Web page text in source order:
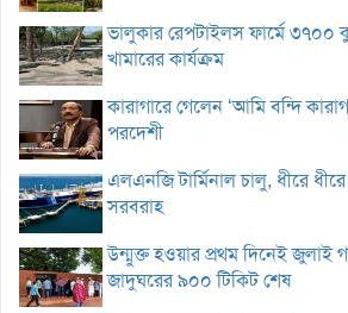
ভালুকার রেপটাইলস ফার্মে ৩৭০০
খামারের কার্যক্রম
কারাগারে গেলেন ‘আমি বন্দি
পরদেশী
এলএনজি টার্মিনাল চালু, ধীরে ধীরে
সরবরাহ
উন্মুক্ত হওয়ার প্রথম দিনেই জুলাই
জাদুঘরের ৯০০ টিকিট শেষ